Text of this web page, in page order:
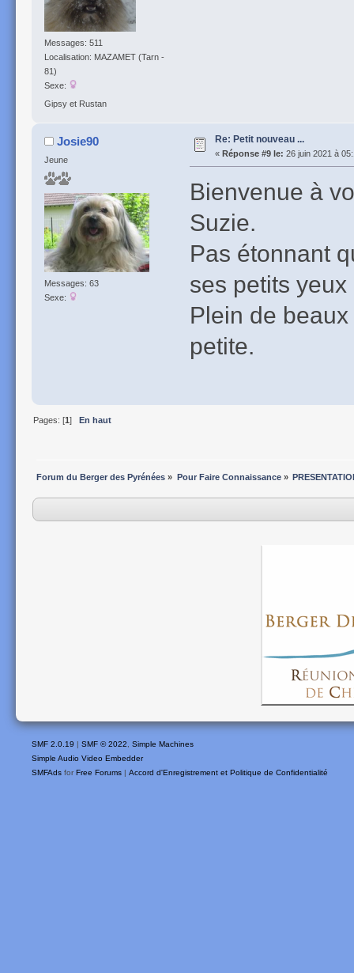
Messages: 511
Localisation: MAZAMET (Tarn -
81)
Sexe:
Gipsy et Rustan
Josie90
Jeune
Messages: 63
Sexe:
Re: Petit nouveau ...
« Réponse #9 le: 26 juin 2021 à
Bienvenue à
Suzie.
Pas étonnant
ses petits
Plein de
petite.
Pages: [1]En haut
Forum du Berger des Pyrénées » Pour Faire Connaissance»
SMF 2.0.19 | SMF © 2022
Simple Machines
Simple Audio Video Embedder
SMFAds for Free Forums | Accord d'Enregistrement et Politique de Confidentialité